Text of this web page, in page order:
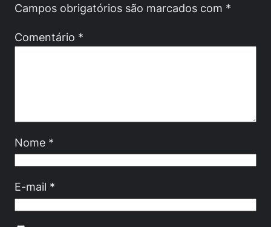
Campos obrigatórios são marcados com *
Comentário *
Nome *
E-mail *